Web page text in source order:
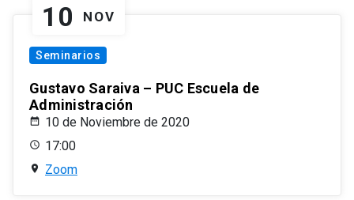
10 NOV
Seminarios
Gustavo Saraiva – PUC Escuela de
Administración
10 de Noviembre de 2020
17:00
Zoom